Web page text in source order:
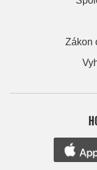
Zákon